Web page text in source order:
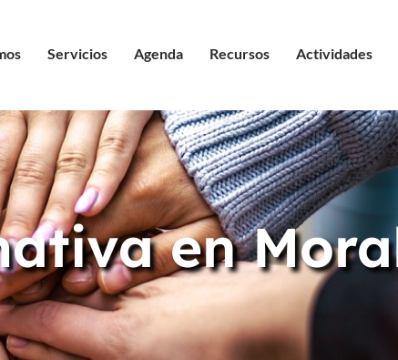
Servicios Agenda Recursos Actividades
en